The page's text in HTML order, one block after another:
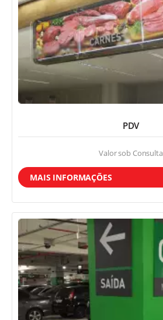
PDV
Letra Caixa
PDV
Valor sob Consulta
MAIS INFORMAÇÕES